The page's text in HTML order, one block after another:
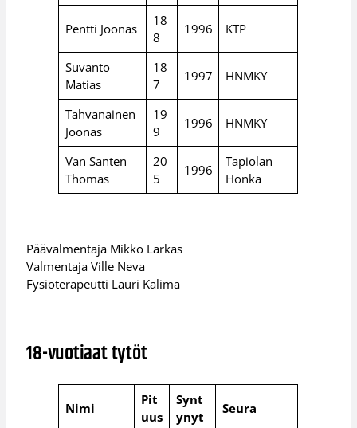
Pentti Joonas
18
8
1996 KTP
Suvanto
Matias
18
7
1997 HNMKY
Tahvanainen
Joonas
19
9
1996 HNMKY
Van Santen
Thomas
20
5
1996
Tapiolan
Honka
Päävalmentaja Mikko Larkas
Valmentaja Ville Neva
Fysioterapeutti Lauri Kalima
18-vuotiaat tytöt
Nimi
Pit
uus
Synt
ynyt
Seura